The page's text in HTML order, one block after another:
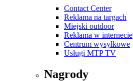
Contact Center
Reklama na targach
Miejski outdoor
Reklama w internecie
Centrum wysyłkowe
Usługi MTP TV
Nagrody